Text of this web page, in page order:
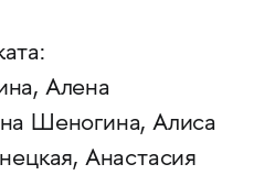
Алена
Шеногина, Алиса
Анастасия